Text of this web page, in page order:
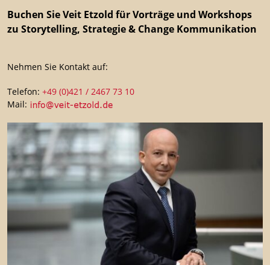
Buchen Sie Veit Etzold für Vorträge und Workshops
zu Storytelling, Strategie & Change Kommunikation
Nehmen Sie Kontakt auf:
Telefon: +49 (0)421 / 2467 73 10
Mail: